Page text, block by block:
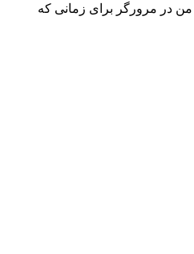
من در مرورگر برای زمانی که